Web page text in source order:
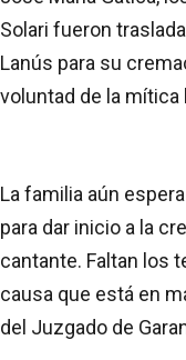
Solari fueron
Lanús para su
voluntad de la mítica
La familia aún
para dar inicio a la
cantante. Faltan los
causa que está en
del Juzgado de